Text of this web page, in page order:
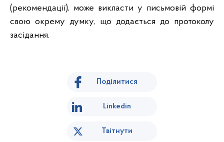
(рекомендації), може викласти у письмовій формі
свою окрему думку, що додається до протоколу
засідання.
Поділитися
Linkedin
Твітнути